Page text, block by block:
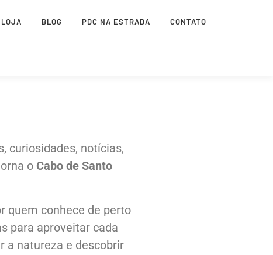
LOJA BLOG PDC NA ESTRADA CONTATO
curiosidades, notícias,
o Cabo de Santo
quem conhece de perto
para aproveitar cada
a natureza e descobrir